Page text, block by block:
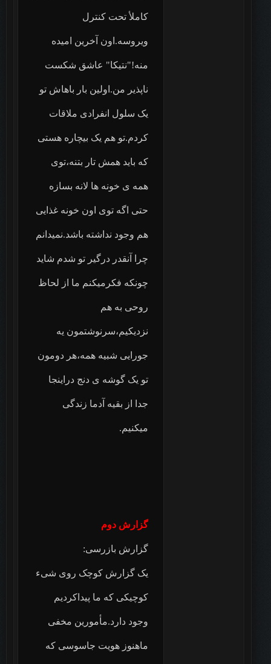
کاملأ تحت کنترل
ویروسه.اون آخرین امیده
منه!"نتیکا" عاشق شکست
ناپذیر من.اولین بار باهاش تو
یک سلول انفرادی ملاقات
کردم.تو هم یک بیچاره هستی
که باید همش تار بتنه،توی
همه ی خونه ها لانه بسازه
حتی اگه توی اون خونه غذایی
هم وجود نداشته باشد.نمیدانم
چرا آنقدر درگیر تو شدم شاید
چونکه فکرمیکنم ما از لحاظ
روحی به هم
نزدیکیم،سرنوشتمون یه
جورایی شبیه همه،هر دومون
تو یک گوشه ی دنج دراینجا
جدا از بقیه آدما زندگی
میکنیم.
گزارش دوم ‏‎‎
گزارش بازرسی:
یک گزارش کوچک روی شیء
کوچیکی که ما پیداکردیم
وجود دارد.مأمورین مخفی
ماهنوز هویت جاسوسی که